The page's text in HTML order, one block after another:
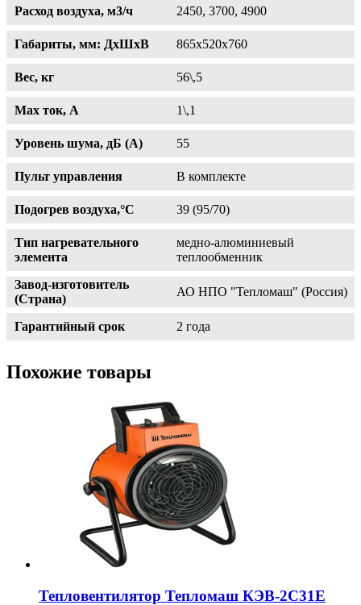
Расход воздуха, м3/ч 2450, 3700, 4900
Габариты, мм: ДхШхВ 865х520х760
Вес, кг 56\,5
Max ток, A 1\,1
Уровень шума, дБ (А) 55
Пульт управления В комплекте
Подогрев воздуха,°С 39 (95/70)
Тип нагревательного
элемента
медно-алюминиевый
теплообменник
Завод-изготовитель
(Страна)
АО НПО "Тепломаш" (Россия)
Гарантийный срок 2 года
Похожие товары
Тепловентилятор Тепломаш КЭВ-2С31Е